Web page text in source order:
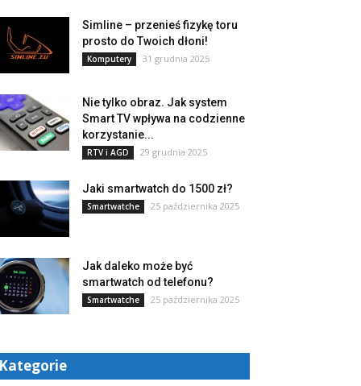
Simline – przenieś fizykę toru
prosto do Twoich dłoni!
Komputery 31 grudnia 2025
Nie tylko obraz. Jak system
Smart TV wpływa na codzienne
korzystanie...
RTV i AGD 29 grudnia 2025
Jaki smartwatch do 1500 zł?
Smartwatche 25 października 2025
Jak daleko może być
smartwatch od telefonu?
Smartwatche 25 października 2025
Kategorie